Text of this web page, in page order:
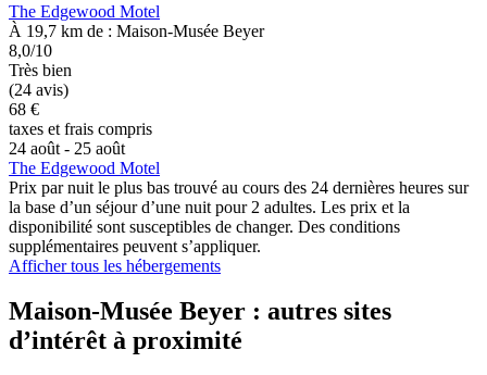
The Edgewood Motel
À 19,7 km de : Maison-Musée Beyer
8,0/10
Très bien
(24 avis)
68 €
taxes et frais compris
24 août - 25 août
The Edgewood Motel
Prix par nuit le plus bas trouvé au cours des 24 dernières heures sur
la base d’un séjour d’une nuit pour 2 adultes. Les prix et la
disponibilité sont susceptibles de changer. Des conditions
supplémentaires peuvent s’appliquer.
Afficher tous les hébergements
Maison-Musée Beyer : autres sites
d’intérêt à proximité